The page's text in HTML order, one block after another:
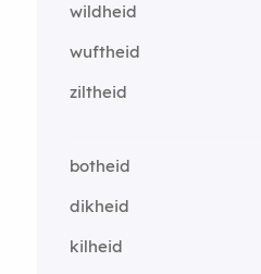
wildheid
wuftheid
ziltheid
botheid
dikheid
kilheid